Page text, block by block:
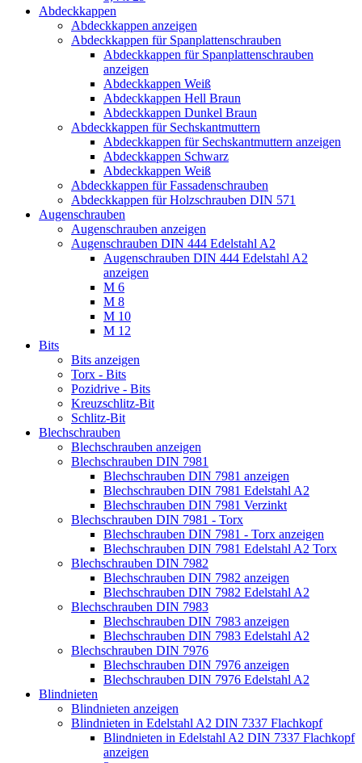
Abdeckkappen
Abdeckkappen anzeigen
Abdeckkappen für Spanplattenschrauben
Abdeckkappen für Spanplattenschrauben
anzeigen
Abdeckkappen Weiß
Abdeckkappen Hell Braun
Abdeckkappen Dunkel Braun
Abdeckkappen für Sechskantmuttern
Abdeckkappen für Sechskantmuttern anzeigen
Abdeckkappen Schwarz
Abdeckkappen Weiß
Abdeckkappen für Fassadenschrauben
Abdeckkappen für Holzschrauben DIN 571
Augenschrauben
Augenschrauben anzeigen
Augenschrauben DIN 444 Edelstahl A2
Augenschrauben DIN 444 Edelstahl A2
anzeigen
M 6
M 8
M 10
M 12
Bits
Bits anzeigen
Torx - Bits
Pozidrive - Bits
Kreuzschlitz-Bit
Schlitz-Bit
Blechschrauben
Blechschrauben anzeigen
Blechschrauben DIN 7981
Blechschrauben DIN 7981 anzeigen
Blechschrauben DIN 7981 Edelstahl A2
Blechschrauben DIN 7981 Verzinkt
Blechschrauben DIN 7981 - Torx
Blechschrauben DIN 7981 - Torx anzeigen
Blechschrauben DIN 7981 Edelstahl A2 Torx
Blechschrauben DIN 7982
Blechschrauben DIN 7982 anzeigen
Blechschrauben DIN 7982 Edelstahl A2
Blechschrauben DIN 7983
Blechschrauben DIN 7983 anzeigen
Blechschrauben DIN 7983 Edelstahl A2
Blechschrauben DIN 7976
Blechschrauben DIN 7976 anzeigen
Blechschrauben DIN 7976 Edelstahl A2
Blindnieten
Blindnieten anzeigen
Blindnieten in Edelstahl A2 DIN 7337 Flachkopf
Blindnieten in Edelstahl A2 DIN 7337 Flachkopf
anzeigen